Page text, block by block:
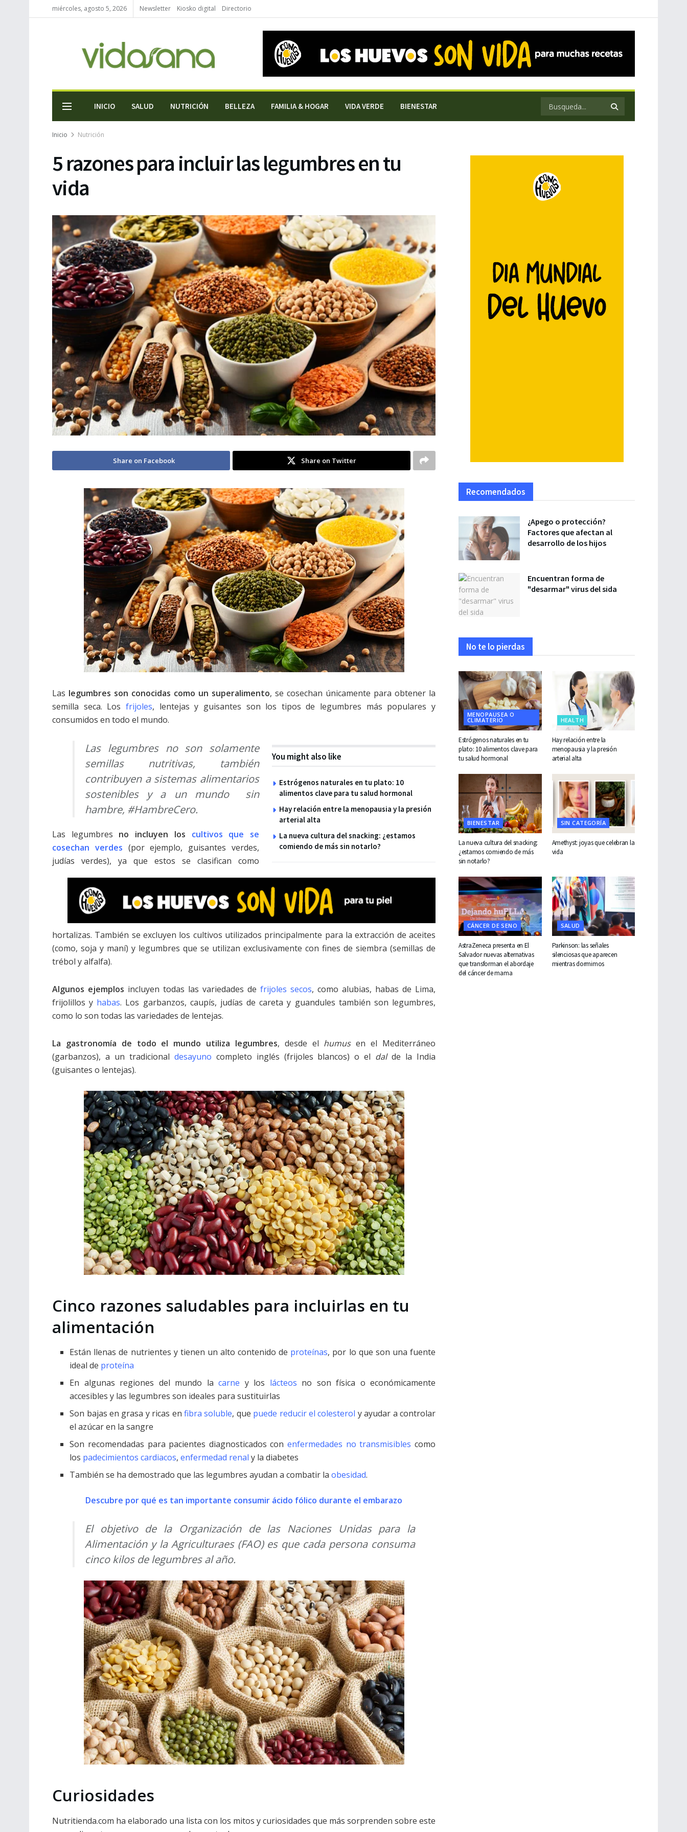
miércoles, agosto 5, 2026 Newsletter Kiosko digital Directorio
INICIO SALUD NUTRICIÓN BELLEZA FAMILIA & HOGAR VIDA VERDE BIENESTAR
Inicio Nutrición
5 razones para incluir las legumbres en tu
vida
Share on Facebook Share on Twitter
Las legumbres son conocidas como un superalimento, se cosechan únicamente para obtener la
semilla seca. Los frijoles, lentejas y guisantes son los tipos de legumbres más populares y
consumidos en todo el mundo.
You might also like
Estrógenos naturales en tu plato: 10
alimentos clave para tu salud hormonal
Hay relación entre la menopausia y la presión
arterial alta
La nueva cultura del snacking: ¿estamos
comiendo de más sin notarlo?
Las legumbres no son solamente
semillas nutritivas, también
contribuyen a sistemas alimentarios
sostenibles y a un mundo sin
hambre, #HambreCero.
Las legumbres no incluyen los cultivos que se
cosechan verdes (por ejemplo, guisantes verdes,
judías verdes), ya que estos se clasifican como
hortalizas. También se excluyen los cultivos utilizados principalmente para la extracción de aceites
(como, soja y maní) y legumbres que se utilizan exclusivamente con fines de siembra (semillas de
trébol y alfalfa).
Algunos ejemplos incluyen todas las variedades de frijoles secos, como alubias, habas de Lima,
frijolillos y habas. Los garbanzos, caupís, judías de careta y guandules también son legumbres,
como lo son todas las variedades de lentejas.
La gastronomía de todo el mundo utiliza legumbres, desde el humusen el Mediterráneo
(garbanzos), a un tradicional desayuno completo inglés (frijoles blancos) o el dalde la India
(guisantes o lentejas).
Cinco razones saludables para incluirlas en tu
alimentación
Están llenas de nutrientes y tienen un alto contenido de proteínas, por lo que son una fuente
ideal de proteína
En algunas regiones del mundo lacarne y los lácteos no son física o económicamente
accesibles y las legumbres son ideales para sustituirlas
Son bajas en grasa y ricas enfibra soluble, que puede reducir el colesterol y ayudar a controlar
el azúcar en la sangre
Son recomendadas para pacientes diagnosticados conenfermedades no transmisibles como
los padecimientos cardiacos,enfermedad renal y la diabetes
También se ha demostrado que las legumbres ayudan a combatir laobesidad.
Descubre por qué es tan importante consumir ácido fólico durante el embarazo
El objetivo de la Organización de las Naciones Unidas para la
Alimentación y la Agriculturaes (FAO) es que cada persona consuma
cinco kilos de legumbres al año.
Curiosidades
Nutritienda.com ha elaborado una lista con los mitos y curiosidades que más sorprenden sobre este
Recomendados
¿Apego o protección?
Factores que afectan al
desarrollo de los hijos
Encuentran forma de
"desarmar" virus del sida
No te lo pierdas
MENOPAUSEA O
CLIMATERIO
Estrógenos naturales en tu
plato: 10 alimentos clave para
tu salud hormonal
HEALTH
Hay relación entre la
menopausia y la presión
arterial alta
BIENESTAR
La nueva cultura del snacking:
¿estamos comiendo de más
sin notarlo?
SIN CATEGORÍA
Amethyst: joyas que celebran la
vida
CÁNCER DE SENO
AstraZeneca presenta en El
Salvador nuevas alternativas
que transforman el abordaje
del cáncer de mama
SALUD
Parkinson: las señales
silenciosas que aparecen
mientras dormimos